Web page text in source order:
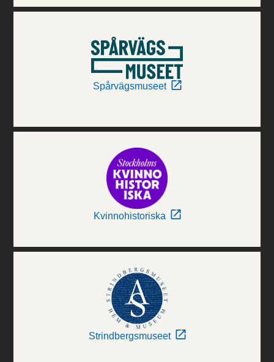
Spårvägsmuseet
Kvinnohistoriska
Strindbergsmuseet